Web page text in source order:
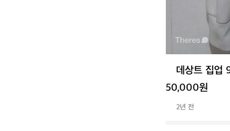
데상트 집업
50,000원
2년 전